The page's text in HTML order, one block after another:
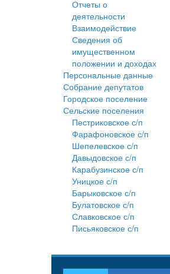
Отчеты о
деятельности
Взаимодействие
Сведения об
имущественном
положении и доходах
Персональные данные
Собрание депутатов
Городское поселение
Сельские поселения
Пестриковское с/п
Фарафоновское с/п
Шепелевское с/п
Давыдовское с/п
Карабузинское с/п
Уницкое с/п
Барыковское с/п
Булатовское с/п
Славковское с/п
Письяковское с/п